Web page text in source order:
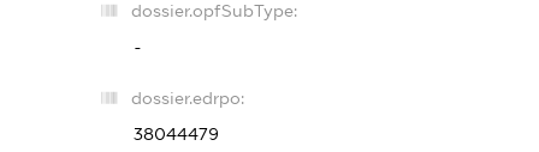
dossier.opfSubType:
-
dossier.edrpo:
38044479